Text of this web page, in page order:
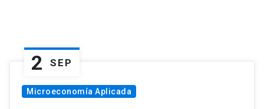
2 SEP
Microeconomía Aplicada